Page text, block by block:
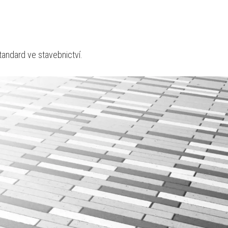
ve stavebnictví.